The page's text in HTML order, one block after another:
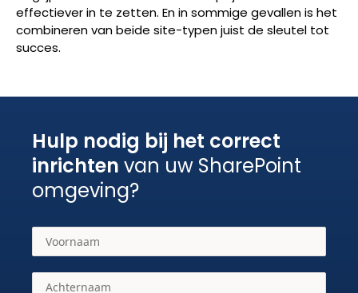
effectiever in te zetten. En in sommige gevallen is het
combineren van beide site-typen juist de sleutel tot
succes.
Hulp nodig bij het correct
inrichten van uw SharePoint
omgeving?